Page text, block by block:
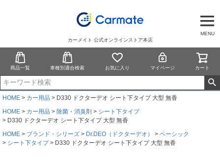
MENU
カーメイト 公式オンラインストア本店
商品一覧 車種別適合検索 お気に入り マイページ カート
HOME カー用品
D330 ドクターデオ シート下タイプ 大型 無香
HOME
カー用品 除菌・消臭剤
シート下タイプ
D330 ドクターデオ シート下タイプ 大型 無香
HOME
ブランド・シリーズ Dr.DEO（ドクターデオ）
ベーシック
シート下タイプ
D330 ドクターデオ シート下タイプ 大型 無香